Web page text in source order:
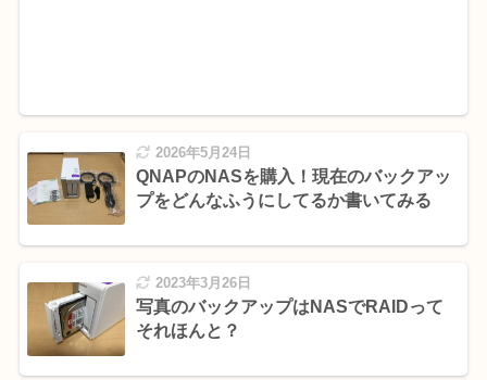
2026年5月24日
QNAPのNASを購入！現在のバックアッ
プをどんなふうにしてるか書いてみる
2023年3月26日
写真のバックアップはNASでRAIDって
それほんと？